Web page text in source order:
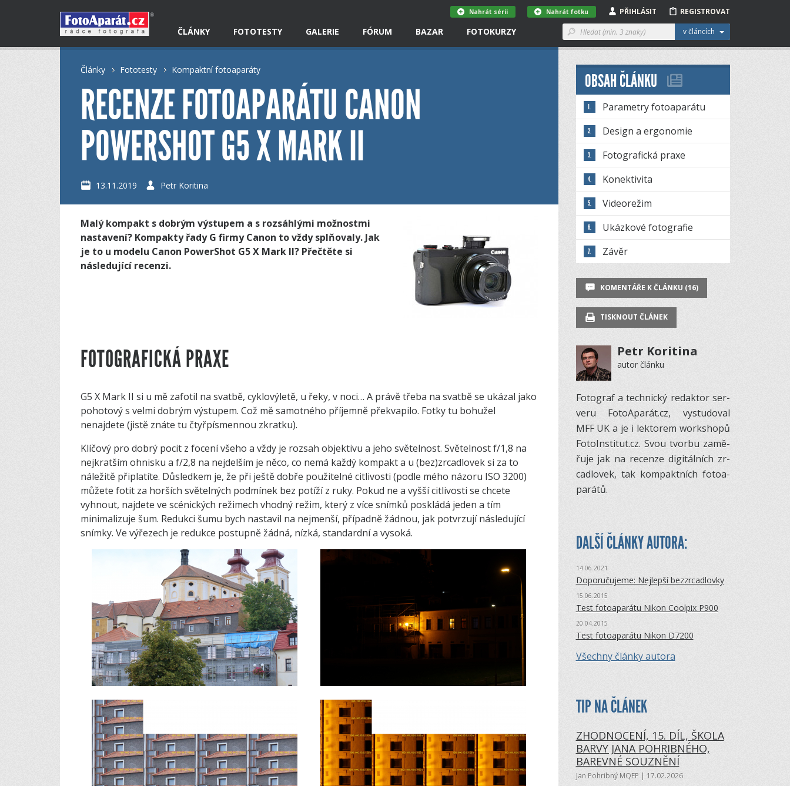
ČLÁNKY FOTOTESTY GALERIE FÓRUM BAZAR FOTOKURZY v článcích
REGISTROVAT
PŘIHLÁSIT
Nahrát fotku
Nahrát sérii
Články Fototesty Kompaktní fotoaparáty
RECENZE FOTOAPARÁTU CANON
POWERSHOT G5 X MARK II
13.11.2019 Petr Koritina
Malý kompakt s dobrým výstupem a s rozsáhlými možnostmi
nastavení? Kompakty řady G firmy Canon to vždy splňovaly. Jak
je to u modelu Canon PowerShot G5 X Mark II? Přečtěte si
následující recenzi.
FOTOGRAFICKÁ PRAXE
G5 X Mark II si u mě zafotil na svatbě, cyklovýletě, u řeky, v noci… A právě třeba na svatbě se ukázal jako
pohotový s velmi dobrým výstupem. Což mě samotného příjemně překvapilo. Fotky tu bohužel
nenajdete (jistě znáte tu čtyřpísmennou zkratku).
Klíčový pro dobrý pocit z focení všeho a vždy je rozsah objektivu a jeho světelnost. Světelnost f/1,8 na
nejkratším ohnisku a f/2,8 na nejdelším je něco, co nemá každý kompakt a u (bez)zrcadlovek si za to
náležitě připlatíte. Důsledkem je, že při ještě dobře použitelné citlivosti (podle mého názoru ISO 3200)
můžete fotit za horších světelných podmínek bez potíží z ruky. Pokud ne a vyšší citlivosti se chcete
vyhnout, najdete ve scénických režimech vhodný režim, který z více snímků poskládá jeden a tím
minimalizuje šum. Redukci šumu bych nastavil na nejmenší, případně žádnou, jak potvrzují následující
snímky. Ve výřezech je redukce postupně žádná, nízká, standardní a vysoká.
OBSAH ČLÁNKU
Parametry fotoaparátu
Design a ergonomie
Fotografická praxe
Konektivita
Videorežim
Ukázkové fotografie
Závěr
KOMENTÁŘE K ČLÁNKU (16)
TISKNOUT ČLÁNEK
Petr Koritina
autor článku
Fo­to­graf a tech­nický re­dak­tor ser­
veru Fo­to­A­pa­rát.cz, vy­stu­do­val
MFF UK a je i lek­to­rem workshopů
Fo­to­In­sti­tut.cz. Svou tvorbu za­mě­
řuje jak na re­cenze di­gi­tál­ních zr­
ca­dlo­vek, tak kom­pakt­ních fo­to­a­
pa­rátů.
DALŠÍ ČLÁNKY AUTORA:
14.06.2021
Doporučujeme: Nejlepší bezzrcadlovky
15.06.2015
Test fotoaparátu Nikon Coolpix P900
20.04.2015
Test fotoaparátu Nikon D7200
Všechny články autora
TIP NA ČLÁNEK
ZHODNOCENÍ, 15. DÍL, ŠKOLA
BARVY JANA POHRIBNÉHO,
BAREVNÉ SOUZNĚNÍ
Jan Pohribný MQEP | 17.02.2026